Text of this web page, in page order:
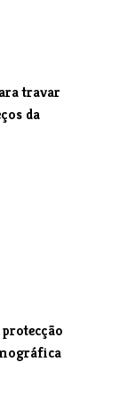
travar
da